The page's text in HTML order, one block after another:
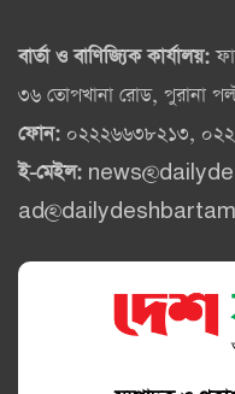
বার্তা ও বাণিজ্যিক কার্যালয়:
৩৬ তোপখানা রোড, পুরানা
ফোন: ০২২২৬৬৩৮২১৩,
ই-মেইল: